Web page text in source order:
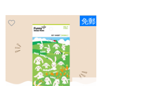
免郵